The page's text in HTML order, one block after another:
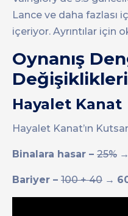
Lance ve daha fazlası
içeriyor. Ayrıntılar için
Oynanış
Değişiklikleri
Hayalet Kanat
Hayalet Kanat’ın
Binalara hasar – 25% →
Bariyer – 100 + 40 →